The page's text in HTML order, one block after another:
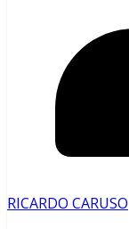
RICARDO CARUSO